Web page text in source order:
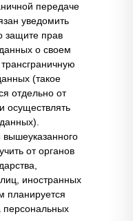
передаче
уведомить
защите прав
о своем
(такое
отдельно от
осуществлять
от органов
иностранных
планируется
персональных